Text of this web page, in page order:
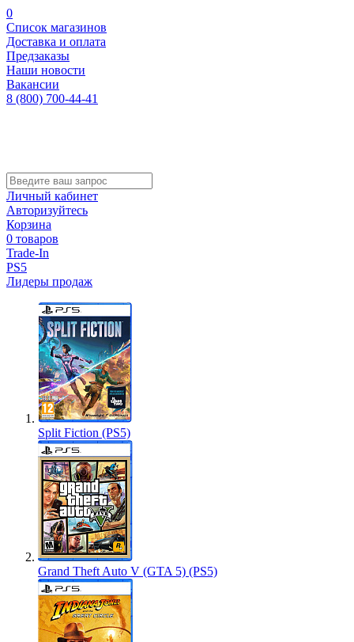
0
Список магазинов
Доставка и оплата
Предзаказы
Наши новости
Вакансии
8 (800) 700-44-41
Личный кабинет
Авторизуйтесь
Корзина
0 товаров
Trade-In
PS5
Лидеры продаж
Split Fiction (PS5)
Grand Theft Auto V (GTA 5) (PS5)